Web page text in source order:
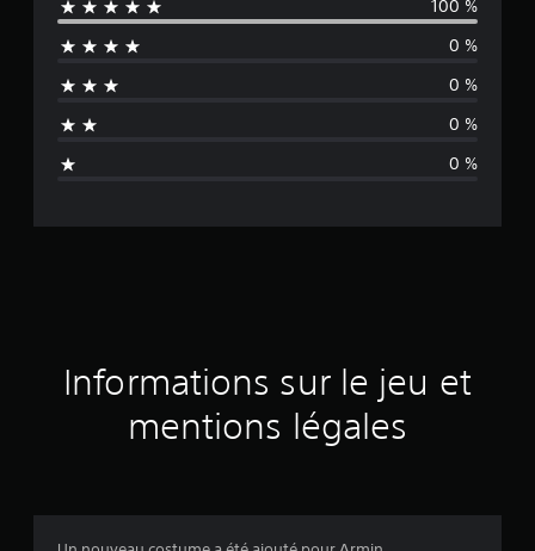
y
e
n
n
d
a
s
100 %
0 %
0 %
0 %
0 %
Informations sur le jeu et
mentions légales